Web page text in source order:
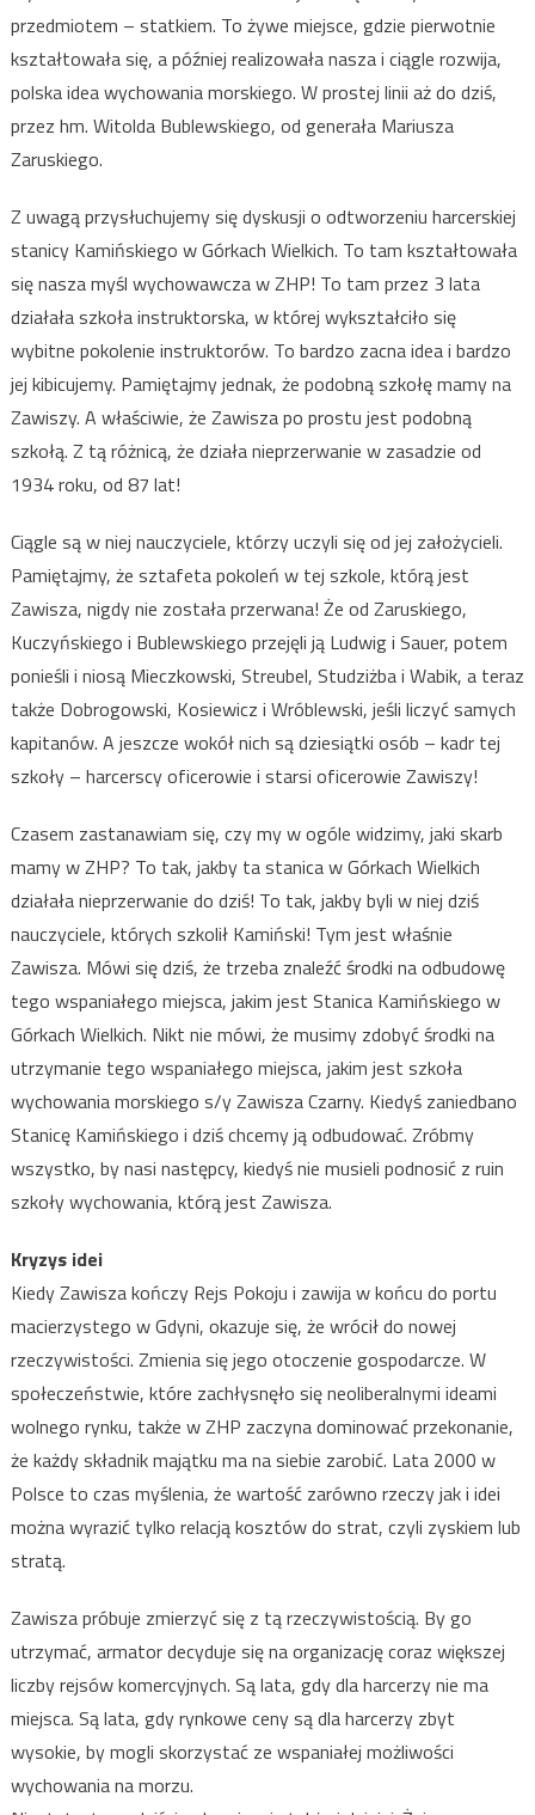
przedmiotem – statkiem. To żywe miejsce, gdzie pierwotnie
kształtowała się, a później realizowała nasza i ciągle rozwija,
polska idea wychowania morskiego. W prostej linii aż do dziś,
przez hm. Witolda Bublewskiego, od generała Mariusza
Zaruskiego.
Z uwagą przysłuchujemy się dyskusji o odtworzeniu harcerskiej
stanicy Kamińskiego w Górkach Wielkich. To tam kształtowała
się nasza myśl wychowawcza w ZHP! To tam przez 3 lata
działała szkoła instruktorska, w której wykształciło się
wybitne pokolenie instruktorów. To bardzo zacna idea i bardzo
jej kibicujemy. Pamiętajmy jednak, że podobną szkołę mamy na
Zawiszy. A właściwie, że Zawisza po prostu jest podobną
szkołą. Z tą różnicą, że działa nieprzerwanie w zasadzie od
1934 roku, od 87 lat!
Ciągle są w niej nauczyciele, którzy uczyli się od jej założycieli.
Pamiętajmy, że sztafeta pokoleń w tej szkole, którą jest
Zawisza, nigdy nie została przerwana! Że od Zaruskiego,
Kuczyńskiego i Bublewskiego przejęli ją Ludwig i Sauer, potem
ponieśli i niosą Mieczkowski, Streubel, Studziżba i Wabik, a teraz
także Dobrogowski, Kosiewicz i Wróblewski, jeśli liczyć samych
kapitanów. A jeszcze wokół nich są dziesiątki osób – kadr tej
szkoły – harcerscy oficerowie i starsi oficerowie Zawiszy!
Czasem zastanawiam się, czy my w ogóle widzimy, jaki skarb
mamy w ZHP? To tak, jakby ta stanica w Górkach Wielkich
działała nieprzerwanie do dziś! To tak, jakby byli w niej dziś
nauczyciele, których szkolił Kamiński! Tym jest właśnie
Zawisza. Mówi się dziś, że trzeba znaleźć środki na odbudowę
tego wspaniałego miejsca, jakim jest Stanica Kamińskiego w
Górkach Wielkich. Nikt nie mówi, że musimy zdobyć środki na
utrzymanie tego wspaniałego miejsca, jakim jest szkoła
wychowania morskiego s/y Zawisza Czarny. Kiedyś zaniedbano
Stanicę Kamińskiego i dziś chcemy ją odbudować. Zróbmy
wszystko, by nasi następcy, kiedyś nie musieli podnosić z ruin
szkoły wychowania, którą jest Zawisza.
Kryzys idei
Kiedy Zawisza kończy Rejs Pokoju i zawija w końcu do portu
macierzystego w Gdyni, okazuje się, że wrócił do nowej
rzeczywistości. Zmienia się jego otoczenie gospodarcze. W
społeczeństwie, które zachłysnęło się neoliberalnymi ideami
wolnego rynku, także w ZHP zaczyna dominować przekonanie,
że każdy składnik majątku ma na siebie zarobić. Lata 2000 w
Polsce to czas myślenia, że wartość zarówno rzeczy jak i idei
można wyrazić tylko relacją kosztów do strat, czyli zyskiem lub
stratą.
Zawisza próbuje zmierzyć się z tą rzeczywistością. By go
utrzymać, armator decyduje się na organizację coraz większej
liczby rejsów komercyjnych. Są lata, gdy dla harcerzy nie ma
miejsca. Są lata, gdy rynkowe ceny są dla harcerzy zbyt
wysokie, by mogli skorzystać ze wspaniałej możliwości
wychowania na morzu.